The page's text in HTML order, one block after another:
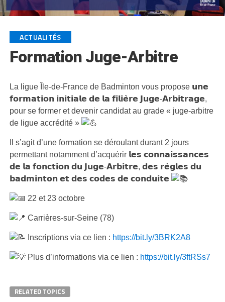
ACTUALITÉS
Formation Juge-Arbitre
La ligue Île-de-France de Badminton vous propose 𝘂𝗻𝗲
𝗳𝗼𝗿𝗺𝗮𝘁𝗶𝗼𝗻 𝗶𝗻𝗶𝘁𝗶𝗮𝗹𝗲 𝗱𝗲 𝗹𝗮 𝗳𝗶𝗹𝗶𝗲̀𝗿𝗲 𝗝𝘂𝗴𝗲-𝗔𝗿𝗯𝗶𝘁𝗿𝗮𝗴𝗲,
pour se former et devenir candidat au grade « juge-arbitre
de ligue accrédité »
Il s’agit d’une formation se déroulant durant 2 jours
permettant notamment d’acquérir 𝗹𝗲𝘀 𝗰𝗼𝗻𝗻𝗮𝗶𝘀𝘀𝗮𝗻𝗰𝗲𝘀
𝗱𝗲 𝗹𝗮 𝗳𝗼𝗻𝗰𝘁𝗶𝗼𝗻 𝗱𝘂 𝗝𝘂𝗴𝗲-𝗔𝗿𝗯𝗶𝘁𝗿𝗲, 𝗱𝗲𝘀 𝗿𝗲̀𝗴𝗹𝗲𝘀 𝗱𝘂
𝗯𝗮𝗱𝗺𝗶𝗻𝘁𝗼𝗻 𝗲𝘁 𝗱𝗲𝘀 𝗰𝗼𝗱𝗲𝘀 𝗱𝗲 𝗰𝗼𝗻𝗱𝘂𝗶𝘁𝗲
22 et 23 octobre
Carrières-sur-Seine (78)
Inscriptions via ce lien : https://bit.ly/3BRK2A8
Plus d’informations via ce lien : https://bit.ly/3ftRSs7
RELATED TOPICS